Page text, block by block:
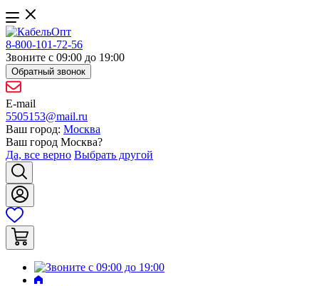
8-800-101-72-56
Звоните с 09:00 до 19:00
Обратный звонок
E-mail
5505153@mail.ru
Ваш город: Москва
Ваш город Москва?
Да, все верно Выбрать другой